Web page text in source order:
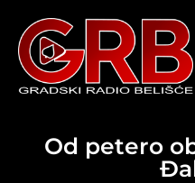
Od petero